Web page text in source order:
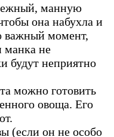
манную
она набухла и
важный момент,
манка не
будут неприятно
можно готовить
овоща. Его
(если он не особо